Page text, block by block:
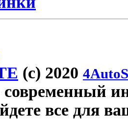
(c) 2020
современный
все для